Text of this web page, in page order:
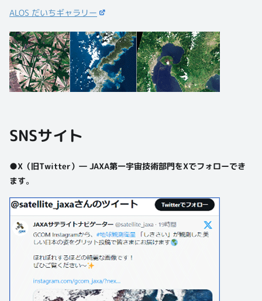
ALOS だいちギャラリー
SNSサイト
●X（旧Twitter）― JAXA第一宇宙技術部門をXでフォローでき
ます。